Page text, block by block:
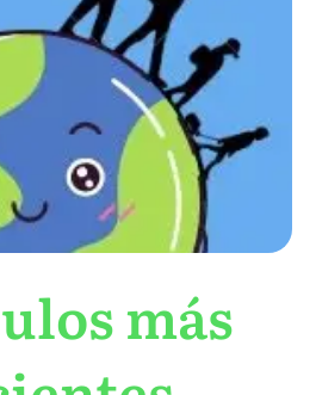
más